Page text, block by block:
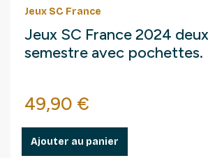
Jeux SC France
Jeux SC France 2024
semestre avec pochettes.
Prix
49,90 €
Ajouter au panier